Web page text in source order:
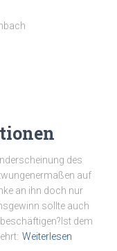
des
auf
an ihn doch nur
sollte auch
dem
Weiterlesen